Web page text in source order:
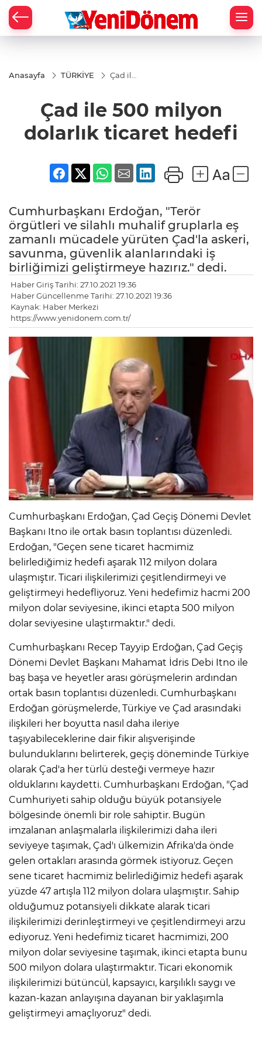
Anasayfa TÜRKİYE
Çad ile
dolarlık
ticaret
Çad ile 500 milyon
dolarlık ticaret hedefi
Cumhurbaşkanı Erdoğan, "Terör
örgütleri ve silahlı muhalif gruplarla eş
zamanlı mücadele yürüten Çad'la askeri,
savunma, güvenlik alanlarındaki iş
birliğimizi geliştirmeye hazırız." dedi.
Haber Giriş Tarihi: 27.10.2021 19:36
Haber Güncellenme Tarihi: 27.10.2021 19:36
Kaynak: Haber Merkezi
https://www.yenidonem.com.tr/
Cumhurbaşkanı Erdoğan, Çad Geçiş Dönemi Devlet
Başkanı Itno ile ortak basın toplantısı düzenledi.
Erdoğan, "Geçen sene ticaret hacmimiz
belirlediğimiz hedefi aşarak 112 milyon dolara
ulaşmıştır. Ticari ilişkilerimizi çeşitlendirmeyi ve
geliştirmeyi hedefliyoruz. Yeni hedefimiz hacmi 200
milyon dolar seviyesine, ikinci etapta 500 milyon
dolar seviyesine ulaştırmaktır." dedi.
Cumhurbaşkanı Recep Tayyip Erdoğan, Çad Geçiş
Dönemi Devlet Başkanı Mahamat İdris Debi Itno ile
baş başa ve heyetler arası görüşmelerin ardından
ortak basın toplantısı düzenledi. Cumhurbaşkanı
Erdoğan görüşmelerde, Türkiye ve Çad arasındaki
ilişkileri her boyutta nasıl daha ileriye
taşıyabileceklerine dair fikir alışverişinde
bulunduklarını belirterek, geçiş döneminde Türkiye
olarak Çad'a her türlü desteği vermeye hazır
olduklarını kaydetti. Cumhurbaşkanı Erdoğan, "Çad
Cumhuriyeti sahip olduğu büyük potansiyele
bölgesinde önemli bir role sahiptir. Bugün
imzalanan anlaşmalarla ilişkilerimizi daha ileri
seviyeye taşımak, Çad'ı ülkemizin Afrika'da önde
gelen ortakları arasında görmek istiyoruz. Geçen
sene ticaret hacmimiz belirlediğimiz hedefi aşarak
yüzde 47 artışla 112 milyon dolara ulaşmıştır. Sahip
olduğumuz potansiyeli dikkate alarak ticari
ilişkilerimizi derinleştirmeyi ve çeşitlendirmeyi arzu
ediyoruz. Yeni hedefimiz ticaret hacmimizi, 200
milyon dolar seviyesine taşımak, ikinci etapta bunu
500 milyon dolara ulaştırmaktır. Ticari ekonomik
ilişkilerimizi bütüncül, kapsayıcı, karşılıklı saygı ve
kazan-kazan anlayışına dayanan bir yaklaşımla
geliştirmeyi amaçlıyoruz" dedi.